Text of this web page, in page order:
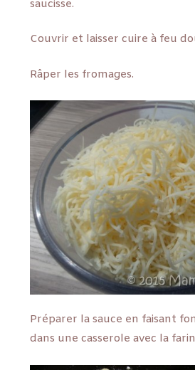
saucisse.
Couvrir et laisser cuire à feu
Râper les fromages.
Préparer la sauce en faisant
dans une casserole avec la